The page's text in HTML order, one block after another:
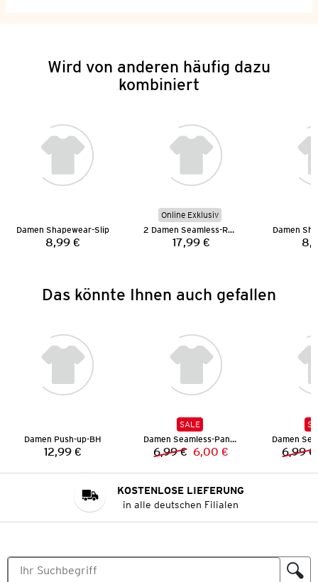
Wird von anderen häufig dazu
kombiniert
Damen Shapewear-Slip
Preis:
8,99 €
Online Exklusiv
2 Damen Seamless-Radler
Preis:
17,99 €
Damen
Das könnte Ihnen auch gefallen
Damen Push-up-BH
Preis:
12,99 €
SALE
Damen Seamless-Panty
Vorheriger Preis:
6,99 € Neuer Preis:
6,00 € 6,99 €
KOSTENLOSE LIEFERUNG
in alle deutschen Filialen